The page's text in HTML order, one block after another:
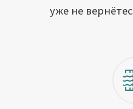
уже не